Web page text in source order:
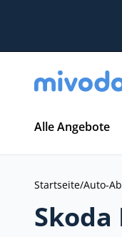
Alle Angebote
Startseite/Auto-